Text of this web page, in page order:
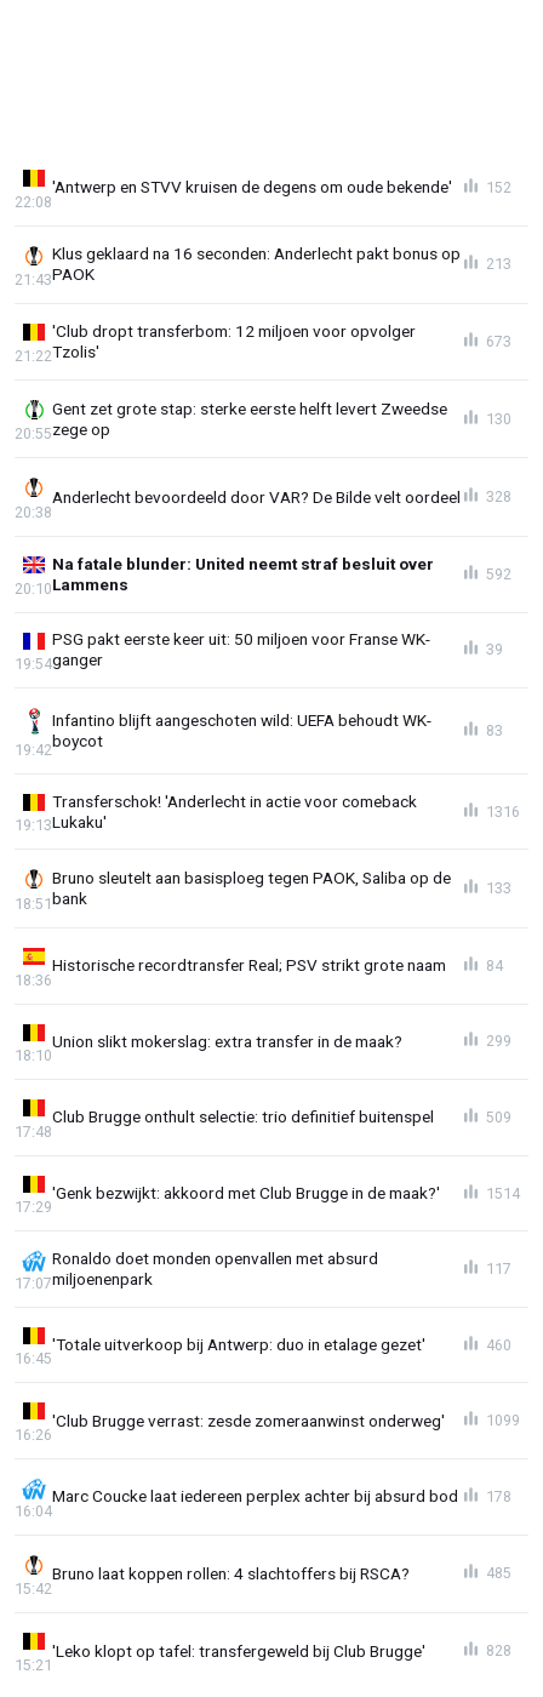
'Antwerp en STVV kruisen de degens om oude bekende'
22:08
152
Klus geklaard na 16 seconden: Anderlecht pakt bonus op
PAOK
21:43
213
'Club dropt transferbom: 12 miljoen voor opvolger
Tzolis'
21:22
673
Gent zet grote stap: sterke eerste helft levert Zweedse
zege op
20:55
130
Anderlecht bevoordeeld door VAR? De Bilde velt oordeel
20:38
328
Na fatale blunder: United neemt straf besluit over
Lammens
20:10
592
PSG pakt eerste keer uit: 50 miljoen voor Franse WK-
ganger
19:54
39
Infantino blijft aangeschoten wild: UEFA behoudt WK-
boycot
19:42
83
Transferschok! 'Anderlecht in actie voor comeback
Lukaku'
19:13
1316
Bruno sleutelt aan basisploeg tegen PAOK, Saliba op de
bank
18:51
133
Historische recordtransfer Real; PSV strikt grote naam
18:36
84
Union slikt mokerslag: extra transfer in de maak?
18:10
299
Club Brugge onthult selectie: trio definitief buitenspel
17:48
509
'Genk bezwijkt: akkoord met Club Brugge in de maak?'
17:29
1514
Ronaldo doet monden openvallen met absurd
miljoenenpark
17:07
117
'Totale uitverkoop bij Antwerp: duo in etalage gezet'
16:45
460
'Club Brugge verrast: zesde zomeraanwinst onderweg'
16:26
1099
Marc Coucke laat iedereen perplex achter bij absurd bod
16:04
178
Bruno laat koppen rollen: 4 slachtoffers bij RSCA?
15:42
485
'Leko klopt op tafel: transfergeweld bij Club Brugge'
15:21
828